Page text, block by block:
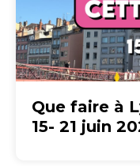
Que faire à
15- 21 juin